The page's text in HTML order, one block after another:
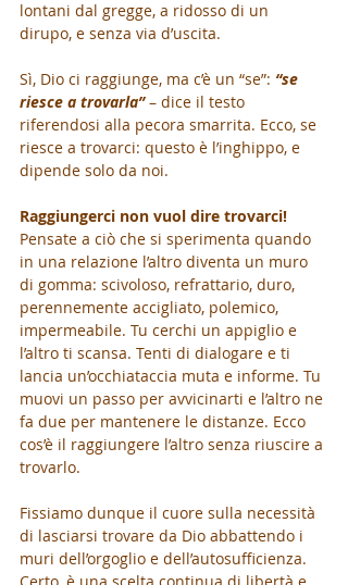
lontani dal gregge, a ridosso di un
dirupo, e senza via d’uscita.
Sì, Dio ci raggiunge, ma c’è un “se”: “se
riesce a trovarla” – dice il testo
riferendosi alla pecora smarrita. Ecco, se
riesce a trovarci: questo è l’inghippo, e
dipende solo da noi.
Raggiungerci non vuol dire trovarci!
Pensate a ciò che si sperimenta quando
in una relazione l’altro diventa un muro
di gomma: scivoloso, refrattario, duro,
perennemente accigliato, polemico,
impermeabile. Tu cerchi un appiglio e
l’altro ti scansa. Tenti di dialogare e ti
lancia un’occhiataccia muta e informe. Tu
muovi un passo per avvicinarti e l’altro ne
fa due per mantenere le distanze. Ecco
cos’è il raggiungere l’altro senza riuscire a
trovarlo.
Fissiamo dunque il cuore sulla necessità
di lasciarsi trovare da Dio abbattendo i
muri dell’orgoglio e dell’autosufficienza.